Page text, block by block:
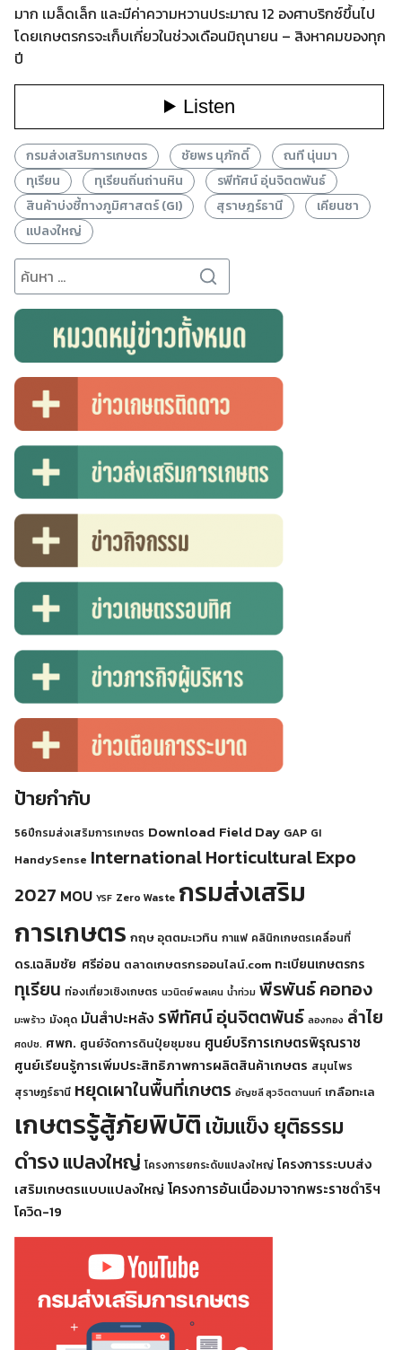
Search
for:
มาก เมล็ดเล็ก และมีค่าความหวานประมาณ 12 องศาบริกซ์ขึ้นไป
โดยเกษตรกรจะเก็บเกี่ยวในช่วงเดือนมิถุนายน – สิงหาคมของทุก
ปี
กรมส่งเสริมการเกษตร ชัยพร นุภักดิ์
ณที นุ่นมา
ทุเรียน
ทุเรียนถิ่นถ่านหิน
รพีทัศน์ อุ่นจิตตพันธ์
สินค้าบ่งชี้ทางภูมิศาสตร์ (GI)
สุราษฎร์ธานี
เคียนซา
แปลงใหญ่
Search
for:
ป้ายกำกับ
56ปีกรมส่งเสริมการเกษตร Download Field Day GAP GI
HandySense International Horticultural Expo
2027 MOU YSF Zero Waste กรมส่งเสริม
การเกษตร กฤษ อุตตมะเวทิน กาแฟ คลินิกเกษตรเคลื่อนที่
ดร.เฉลิมชัย ศรีอ่อน ตลาดเกษตรกรออนไลน์.com ทะเบียนเกษตรกร
ทุเรียน ท่องเที่ยวเชิงเกษตร นวนิตย์ พลเคน น้ำท่วม พีรพันธ์ คอทอง
มะพร้าว มังคุด มันสำปะหลัง รพีทัศน์ อุ่นจิตตพันธ์ ลองกอง ลำไย
ศดปช. ศพก. ศูนย์จัดการดินปุ๋ยชุมชน ศูนย์บริการเกษตรพิรุณราช
ศูนย์เรียนรู้การเพิ่มประสิทธิภาพการผลิตสินค้าเกษตร สมุนไพร
สุราษฎร์ธานี หยุดเผาในพื้นที่เกษตร อัญชลี สุวจิตตานนท์ เกลือทะเล
เกษตรรู้สู้ภัยพิบัติ เข้มแข็ง ยุติธรรม
ดำรงแปลงใหญ่ โครงการยกระดับแปลงใหญ่ โครงการระบบส่ง
เสริมเกษตรแบบแปลงใหญ่ โครงการอันเนื่องมาจากพระราชดำริฯ
โควิด-19